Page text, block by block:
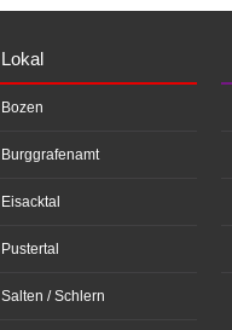
Lokal
Bozen
Burggrafenamt
Eisacktal
Pustertal
Salten / Schlern